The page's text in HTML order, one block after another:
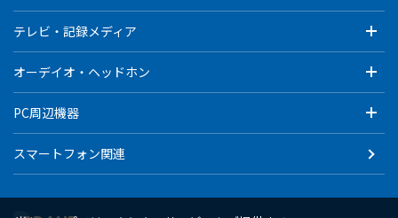
テレビ・記録メディア
オーデイオ・ヘッドホン
PC周辺機器
スマートフォン関連